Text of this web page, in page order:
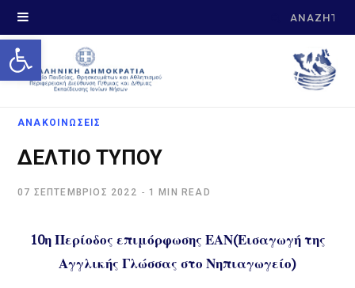
Open toolbar
Search
ΑΝΑΚΟΙΝΩΣΕΙΣ
ΔΕΛΤΙΟ ΤΥΠΟΥ
07 ΣΕΠΤΈΜΒΡΙΟΣ 2022 1 MIN READ
10η Περίοδος επιμόρφωσης ΕΑΝ(Εισαγωγή της
Αγγλικής Γλώσσας στο Νηπιαγωγείο)